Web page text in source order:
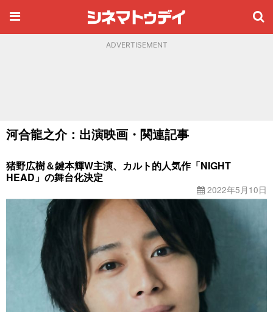
ADVERTISEMENT
河合龍之介：出演映画・関連記事
猪野広樹＆鍵本輝W主演、カルト的人気作「NIGHT
HEAD」の舞台化決定
2022年5月10日